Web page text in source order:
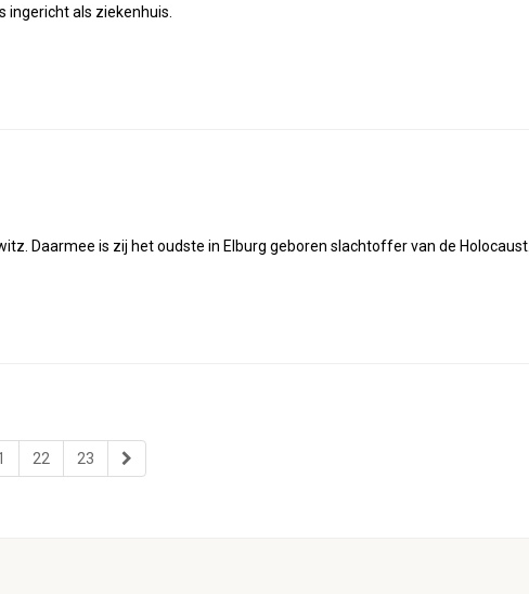
ingericht als ziekenhuis.
Daarmee is zij het oudste in Elburg geboren slachtoffer van de Holocaust.
22 23